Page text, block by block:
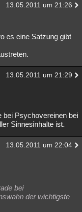
13.05.2011 um 21:26
es eine Satzung gibt
13.05.2011 um 21:29
bei Psychovereinen bei
Sinnesinhalte ist.
13.05.2011 um 22:04
bei
der wichtigste